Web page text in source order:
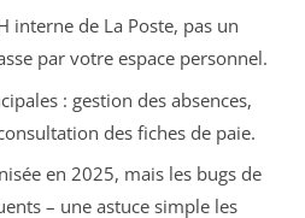
interne de La Poste, pas un
par votre espace personnel.
: gestion des absences,
des fiches de paie.
en 2025, mais les bugs de
– une astuce simple les